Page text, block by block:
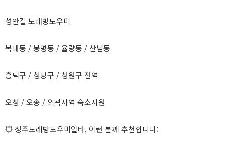
성안길 노래방도우미
복대동 / 봉명동 / 율량동 / 산남동
흥덕구 / 상당구 / 청원구 전역
오창 / 오송 / 외곽지역 숙소지원
💥 청주노래방도우미알바, 이런 분께 추천합니다: